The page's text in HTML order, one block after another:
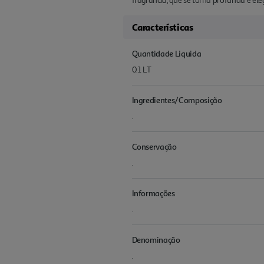
Características
Quantidade Liquida
0.1 LT
Ingredientes/Composição
.
Conservação
.
Informações
.
Denominação
.